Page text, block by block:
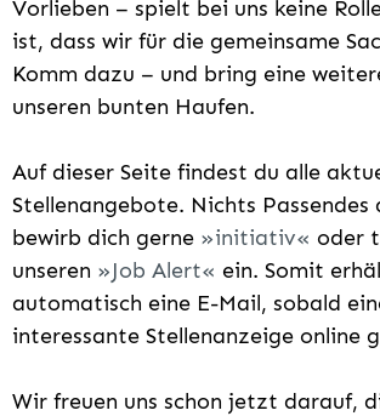
Vorlieben – spielt bei uns keine
ist, dass wir für die gemeinsame
Komm dazu – und bring eine
unseren bunten Haufen.
Auf dieser Seite findest du alle
Stellenangebote. Nichts Passendes
bewirb dich gerne
initiativ
oder
unseren
Job Alert
ein. Somit
automatisch eine E-Mail, sobald
interessante Stellenanzeige online
Wir freuen uns schon jetzt darauf,